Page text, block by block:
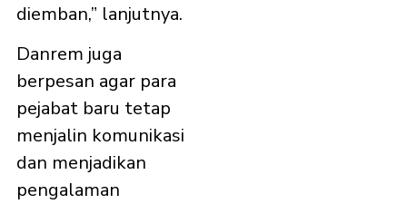
diemban,” lanjutnya.
Danrem juga
berpesan agar para
pejabat baru tetap
menjalin komunikasi
dan menjadikan
pengalaman